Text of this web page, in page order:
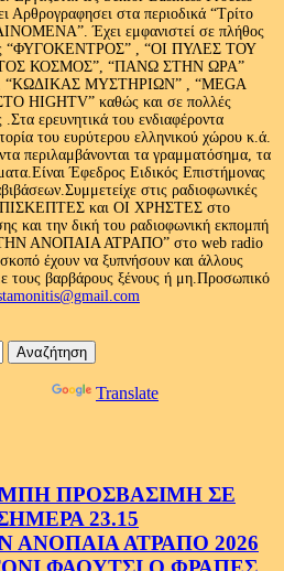
Αρθρογραφησει στα περιοδικά “Τρίτο
Έχει εμφανιστεί σε πλήθος
“ΦΥΓΟΚΕΝΤΡΟΣ” , “ΟΙ ΠΥΛΕΣ ΤΟΥ
ΚΟΣΜΟΣ”, “ΠΑΝΩ ΣΤΗΝ ΩΡΑ”
ΜΥΣΤΗΡΙΩΝ” , “MEGA
HIGHTV” καθώς και σε πολλές
ερευνητικά του ενδιαφέροντα
του ευρύτερου ελληνικού χώρου κ.ά.
περιλαμβάνονται τα γραμματόσημα, τα
Έφεδρος Ειδικός Επιστήμονας
στις ραδιοφωνικές
και ΟΙ ΧΡΗΣΤΕΣ στο
και την δική του ραδιοφωνική εκπομπή
ΑΝΟΠΑΙΑ ΑΤΡΑΠΟ” στο web radio
έχουν να ξυπνήσουν και άλλους
τους βαρβάρους ξένους ή μη.Προσωπικό
Translate
ΠΡΟΣΒΑΣΙΜΗ ΣΕ
23.15
ΑΝΟΠΑΙΑ ΑΤΡΑΠΟ 2026